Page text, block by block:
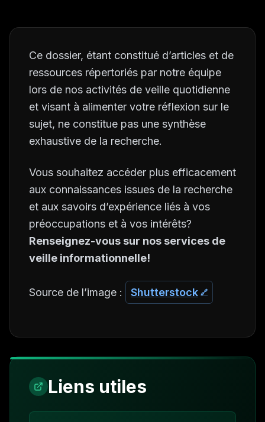
Ce dossier, étant constitué d’articles et de
ressources répertoriés par notre équipe
lors de nos activités de veille quotidienne
et visant à alimenter votre réflexion sur le
sujet, ne constitue pas une synthèse
exhaustive de la recherche.
Vous souhaitez accéder plus efficacement
aux connaissances issues de la recherche
et aux savoirs d’expérience liés à vos
préoccupations et à vos intérêts?
Renseignez-vous sur nos services de
veille informationnelle!
Source de l’image : Shutterstock
Liens utiles